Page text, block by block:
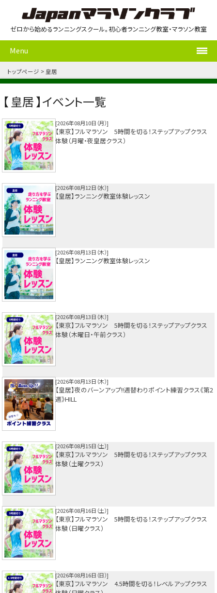
ゼロから始めるランニングスクール。初心者ランニング教室・マラソン教室
Menu
トップページ 皇居
【 皇居 】イベント一覧
2026年08月10日（月）
【東京】フルマラソン 5時間を切る！ステップアップクラス
体験（月曜・夜皇居クラス）
2026年08月12日（水）
【皇居】ランニング教室体験レッスン
2026年08月13日（木）
【皇居】ランニング教室体験レッスン
2026年08月13日（木）
【東京】フルマラソン 5時間を切る！ステップアップクラス
体験（木曜日・午前クラス）
2026年08月13日（木）
【皇居】夜のバーンアップ!!週替わりポイント練習クラス《第2
週》HILL
2026年08月15日（土）
【東京】フルマラソン 5時間を切る！ステップアップクラス
体験（土曜クラス）
2026年08月16日（土）
【東京】フルマラソン 5時間を切る！ステップアップクラス
体験（日曜クラス）
2026年08月16日（日）
【東京】フルマラソン 4.5時間を切る！レベルアップクラス